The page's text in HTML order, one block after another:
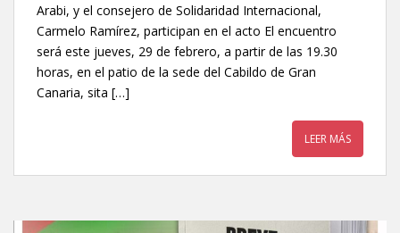
Arabi, y el consejero de Solidaridad Internacional,
Carmelo Ramírez, participan en el acto El encuentro
será este jueves, 29 de febrero, a partir de las 19.30
horas, en el patio de la sede del Cabildo de Gran
Canaria, sita […]
LEER MÁS